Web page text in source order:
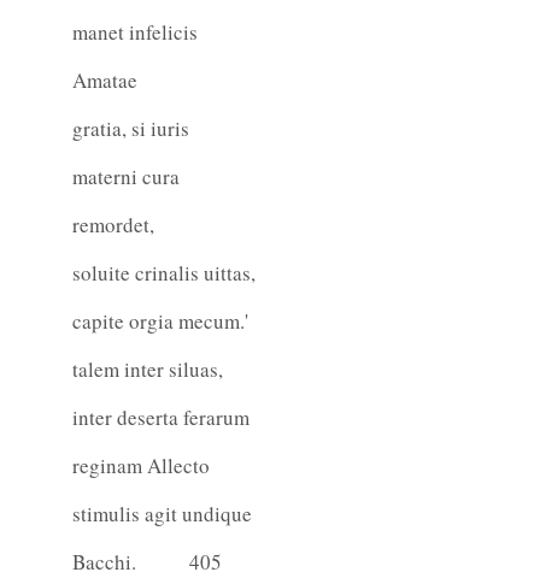
manet infelicis
Amatae
gratia, si iuris
materni cura
remordet,
soluite crinalis uittas,
capite orgia mecum.'
talem inter siluas,
inter deserta ferarum
reginam Allecto
stimulis agit undique
Bacchi.
405